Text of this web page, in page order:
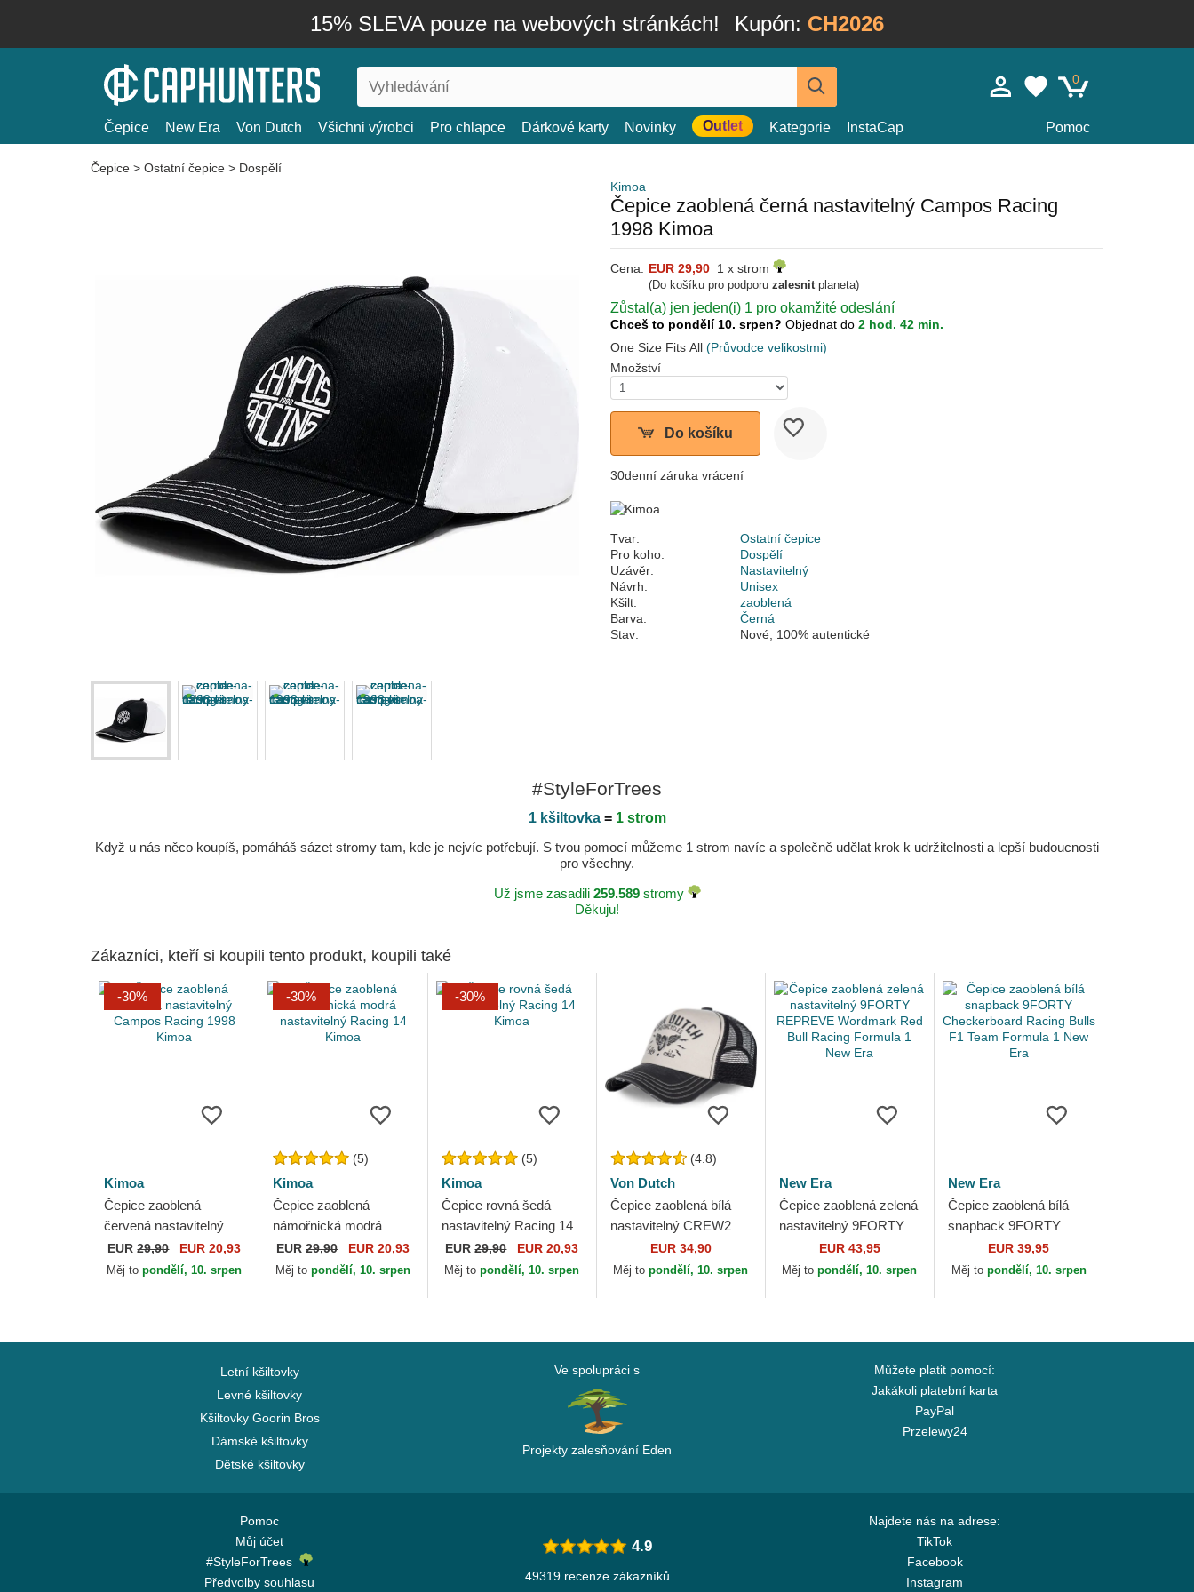
15% SLEVA pouze na webových stránkách! Kupón: CH2026
0
Čepice New Era Von Dutch Všichni výrobci Pro chlapce Dárkové karty Novinky Outlet Kategorie InstaCap Pomoc
Čepice > Ostatní čepice > Dospělí
Kimoa
Čepice zaoblená černá nastavitelný Campos Racing
1998 Kimoa
Cena: EUR 29,90 1 x strom
(Do košíku pro podporu zalesnitplaneta)
Zůstal(a) jen jeden(i) 1 pro okamžité odeslání
Chceš to pondělí 10. srpen? Objednat do 2 hod. 42 min.
One Size Fits All (Průvodce velikostmi)
Množství
Do košíku
30denní záruka vrácení
Tvar:
Ostatní čepice
Pro koho:
Dospělí
Uzávěr:
Nastavitelný
Návrh:
Unisex
Kšilt:
zaoblená
Barva:
Černá
Stav:
Nové; 100% autentické
#StyleForTrees
1 kšiltovka= 1 strom
Když u nás něco koupíš, pomáháš sázet stromy tam, kde je nejvíc potřebují. S tvou pomocí můžeme 1 strom navíc a společně udělat krok k udržitelnosti a lepší budoucnosti
pro všechny.
Už jsme zasadili 259.589stromy
Děkuju!
Zákazníci, kteří si koupili tento produkt, koupili také
-30%
Kimoa
Čepice zaoblená
červená nastavitelný
Campos Racing 1998
Kimoa
EUR29,90 EUR 20,93
Měj topondělí, 10. srpen
-30%
(5)
Kimoa
Čepice zaoblená
námořnická modrá
nastavitelný Racing 14
Kimoa
EUR29,90 EUR 20,93
Měj topondělí, 10. srpen
-30%
(5)
Kimoa
Čepice rovná šedá
nastavitelný Racing 14
Kimoa
EUR29,90 EUR 20,93
Měj topondělí, 10. srpen
(4.8)
Von Dutch
Čepice zaoblená bílá
nastavitelný CREW2
Von DutchEUR 34,90
Měj topondělí, 10. srpen
New Era
Čepice zaoblená zelená
nastavitelný 9FORTY
REPREVE Wordmark
Red Bull Racing
EUR 43,95
Měj topondělí, 10. srpen
New Era
Čepice zaoblená bílá
snapback 9FORTY
Checkerboard Racing
Bulls F1 Team Formula
EUR 39,95
Měj to pondělí, 10. srpen
Letní kšiltovky
Levné kšiltovky
Kšiltovky Goorin Bros
Dámské kšiltovky
Dětské kšiltovky
Ve spolupráci s
Projekty zalesňování Eden
Můžete platit pomocí:
Jakákoli platební karta
PayPal
Przelewy24
Pomoc
Můj účet
#StyleForTrees
Předvolby souhlasu
Najdete nás na adrese:
TikTok
Facebook
Instagram
4.9
49319 recenze zákazníků